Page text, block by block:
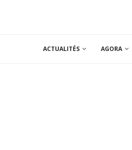
ACTUALITÉS AGORA